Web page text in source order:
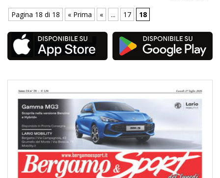
Pagina 18 di 18 « Prima « ... 17 18